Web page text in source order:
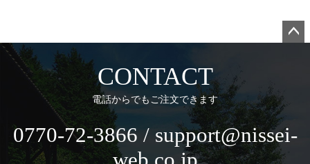
CONTACT
電話からでもご注文できます
0770-72-3866 / support@nissei-